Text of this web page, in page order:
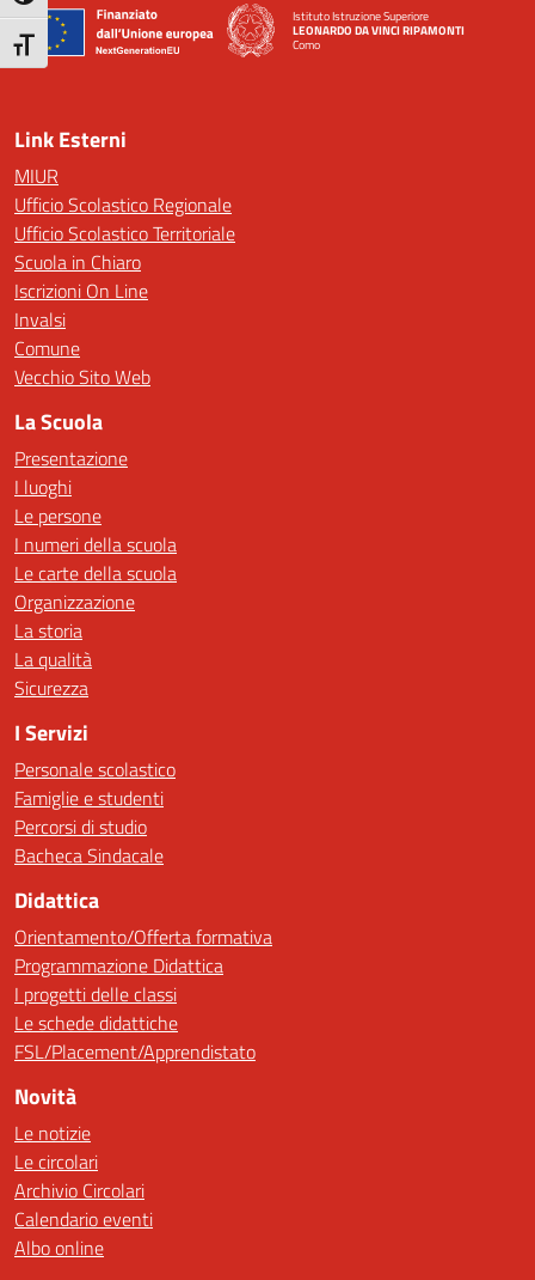
Attiva/disattiva dimensione testo
Istituto Istruzione Superiore
LEONARDO DA VINCI RIPAMONTI
Como
Link Esterni
MIUR
Ufficio Scolastico Regionale
Ufficio Scolastico Territoriale
Scuola in Chiaro
Iscrizioni On Line
Invalsi
Comune
Vecchio Sito Web
La Scuola
Presentazione
I luoghi
Le persone
I numeri della scuola
Le carte della scuola
Organizzazione
La storia
La qualità
Sicurezza
I Servizi
Personale scolastico
Famiglie e studenti
Percorsi di studio
Bacheca Sindacale
Didattica
Orientamento/Offerta formativa
Programmazione Didattica
I progetti delle classi
Le schede didattiche
FSL/Placement/Apprendistato
Novità
Le notizie
Le circolari
Archivio Circolari
Calendario eventi
Albo online